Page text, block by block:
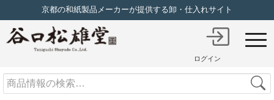
京都の和紙製品メーカーが提供する卸・仕入れサイト
ログイン
Search